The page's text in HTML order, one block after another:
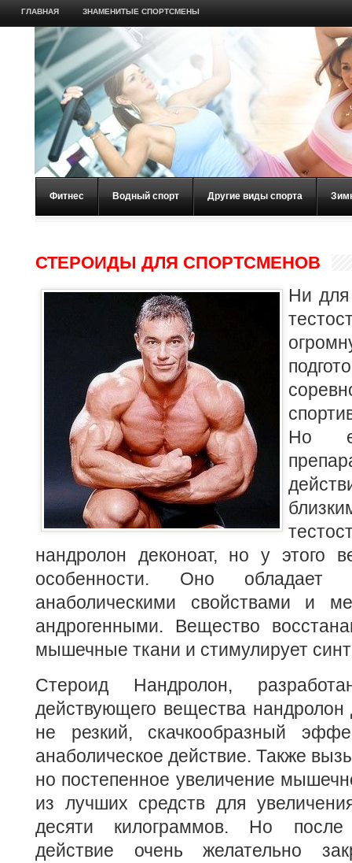
ГЛАВНАЯ ЗНАМЕНИТЫЕ СПОРТСМЕНЫ
Фитнес Водный спорт Другие виды спорта
СТЕРОИДЫ ДЛЯ СПОРТСМЕНОВ
Ни для
Но
нандролон деконоат, но у этого
особенности. Оно обладает
анаболическими свойствами и
андрогенными. Вещество
мышечные ткани и стимулирует
Стероид Нандролон,
действующего вещества нандролон
не резкий, скачкообразный
анаболическое действие. Также
но постепенное увеличение
из лучших средств для
десяти килограммов. Но после
действие очень желательно